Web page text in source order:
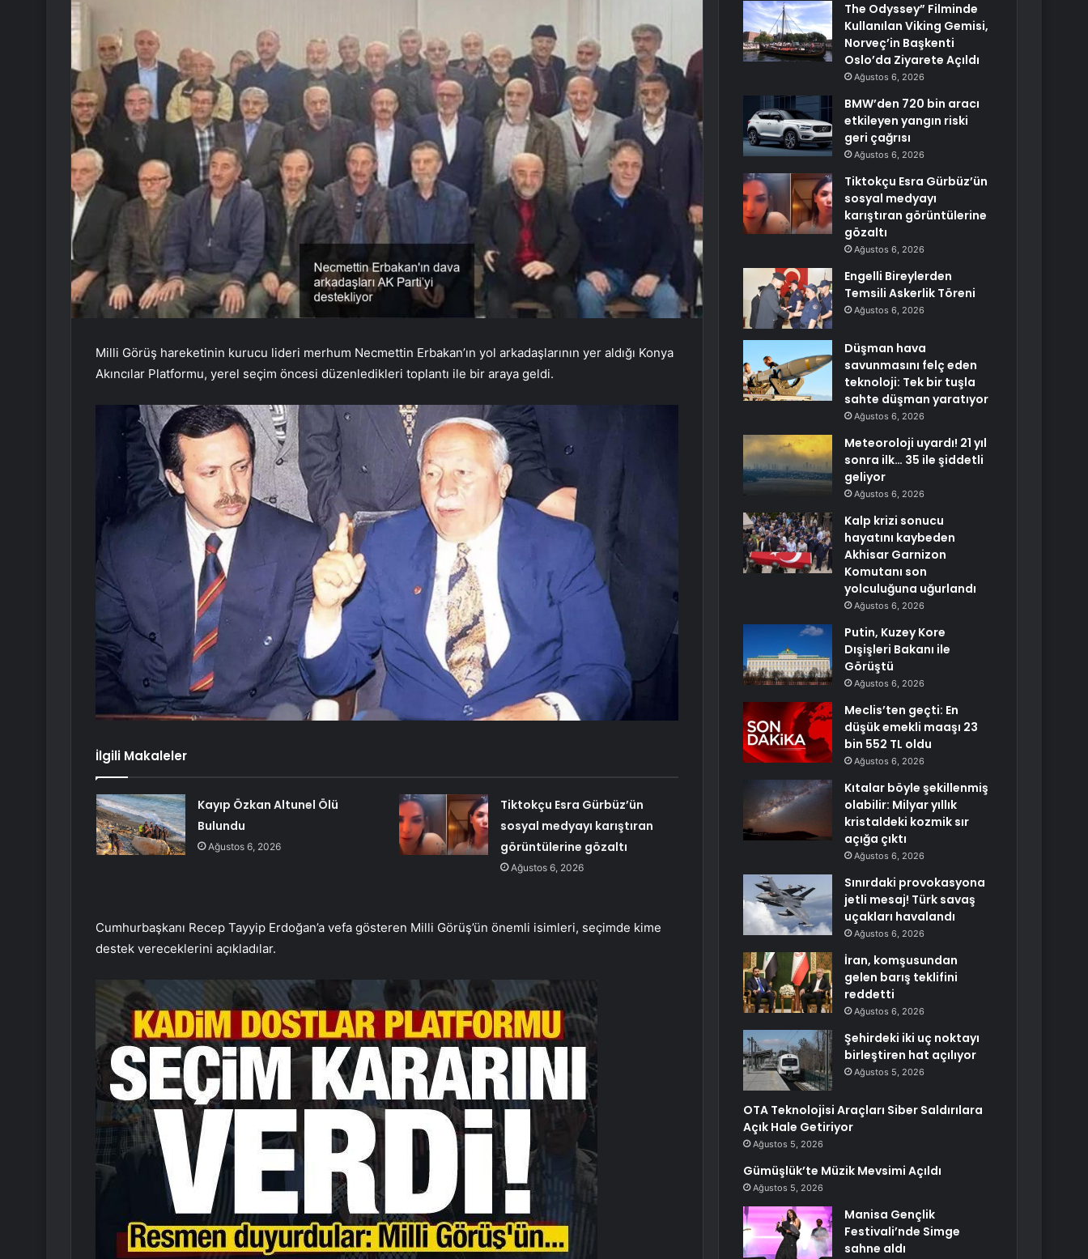
Milli Görüş hareketinin kurucu lideri merhum Necmettin Erbakan’ın yol arkadaşlarının yer aldığı Konya
Akıncılar Platformu, yerel seçim öncesi düzenledikleri toplantı ile bir araya geldi.
İlgili Makaleler
Kayıp Özkan Altunel Ölü
Bulundu
Ağustos 6, 2026
Tiktokçu Esra Gürbüz’ün
sosyal medyayı karıştıran
görüntülerine gözaltı
Ağustos 6, 2026
Cumhurbaşkanı Recep Tayyip Erdoğan’a vefa gösteren Milli Görüş’ün önemli isimleri, seçimde kime
destek vereceklerini açıkladılar.
The Odyssey” Filminde
Kullanılan Viking Gemisi,
Norveç’in Başkenti
Oslo’da Ziyarete Açıldı
Ağustos 6, 2026
BMW’den 720 bin aracı
etkileyen yangın riski
geri çağrısı
Ağustos 6, 2026
Tiktokçu Esra Gürbüz’ün
sosyal medyayı
karıştıran görüntülerine
gözaltı
Ağustos 6, 2026
Engelli Bireylerden
Temsili Askerlik Töreni
Ağustos 6, 2026
Düşman hava
savunmasını felç eden
teknoloji: Tek bir tuşla
sahte düşman yaratıyor
Ağustos 6, 2026
Meteoroloji uyardı! 21 yıl
sonra ilk… 35 ile şiddetli
geliyor
Ağustos 6, 2026
Kalp krizi sonucu
hayatını kaybeden
Akhisar Garnizon
Komutanı son
yolculuğuna uğurlandı
Ağustos 6, 2026
Putin, Kuzey Kore
Dışişleri Bakanı ile
Görüştü
Ağustos 6, 2026
Meclis’ten geçti: En
düşük emekli maaşı 23
bin 552 TL oldu
Ağustos 6, 2026
Kıtalar böyle şekillenmiş
olabilir: Milyar yıllık
kristaldeki kozmik sır
açığa çıktı
Ağustos 6, 2026
Sınırdaki provokasyona
jetli mesaj! Türk savaş
uçakları havalandı
Ağustos 6, 2026
İran, komşusundan
gelen barış teklifini
reddetti
Ağustos 6, 2026
Şehirdeki iki uç noktayı
birleştiren hat açılıyor
Ağustos 5, 2026
OTA Teknolojisi Araçları Siber Saldırılara
Açık Hale Getiriyor
Ağustos 5, 2026
Gümüşlük’te Müzik Mevsimi Açıldı
Ağustos 5, 2026
Manisa Gençlik
Festivali’nde Simge
sahne aldı